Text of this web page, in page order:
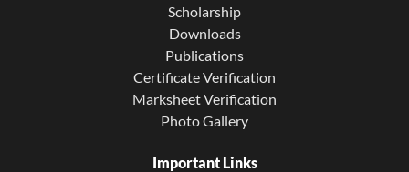
Scholarship
Downloads
Publications
Certificate Verification
Marksheet Verification
Photo Gallery
Important Links